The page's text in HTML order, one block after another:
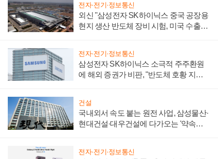
전자·전기·정보통신
외신 "삼성전자 SK하이닉스 중국 공장용
현지 생산 반도체 장비 시험, 미국 수출통
전자·전기·정보통신
삼성전자 SK하이닉스 소극적 주주환원
에 해외 증권가 비판, "반도체 호황 지속
건설
국내외서 속도 붙는 원전 사업, 삼성물산·
현대건설·대우건설에 다가오는 '약속의
전자·전기·정보통신